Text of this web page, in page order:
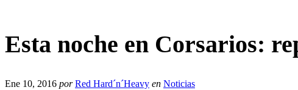
Esta noche en Corsarios:
Ene 10, 2016 por Red Hard´n´Heavy en Noticias